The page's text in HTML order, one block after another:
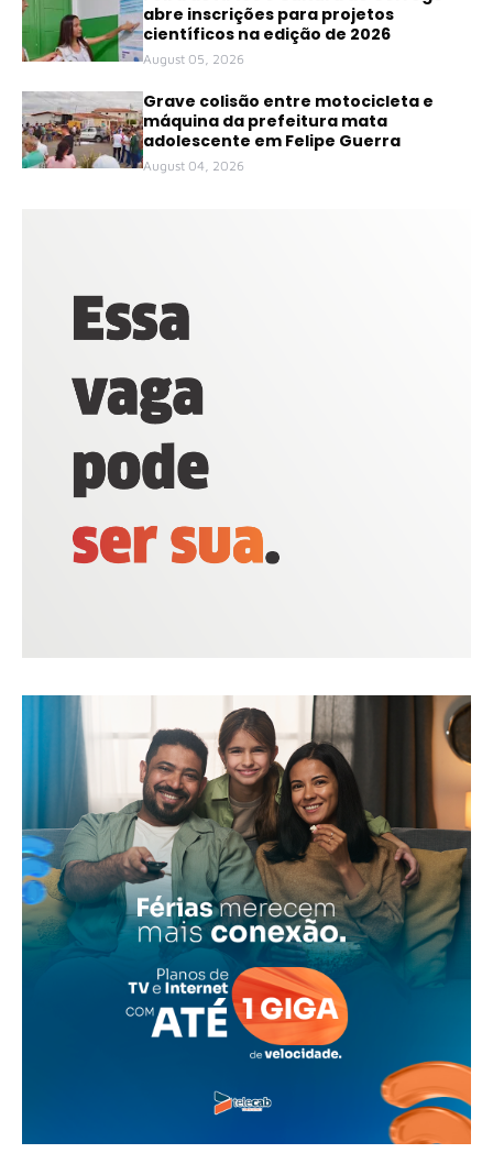
abre inscrições para projetos
científicos na edição de 2026
August 05, 2026
Grave colisão entre motocicleta e
máquina da prefeitura mata
adolescente em Felipe Guerra
August 04, 2026